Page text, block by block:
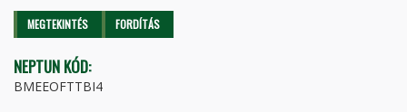
Elsődleges fülek
MEGTEKINTÉS (AKTÍVFORDÍTÁS
NEPTUN KÓD:
BMEEOFTTBI4